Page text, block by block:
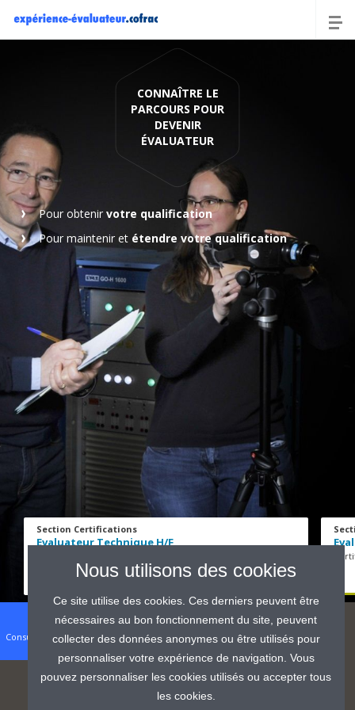
CONNAÎTRE LE
PARCOURS POUR
DEVENIR
ÉVALUATEUR
Pour obtenir votre qualification
Pour maintenir et étendre votre qualification
Consulter les offres de
mission
Section Certifications
Evaluateur Technique H/F
Nous utilisons des cookies
Ce site utilise des cookies. Ces derniers peuvent être
nécessaires au bon fonctionnement du site, peuvent
collecter des données anonymes ou être utilisés pour
personnaliser votre expérience de navigation. Vous
pouvez personnaliser les cookies utilisés ou accepter tous
les cookies.